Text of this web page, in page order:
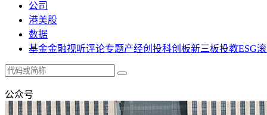
公司
港美股
数据
基金金融视听评论专题产经创投科创板新三板投教ESG
公众号